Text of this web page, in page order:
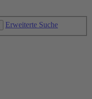
Erweiterte Suche